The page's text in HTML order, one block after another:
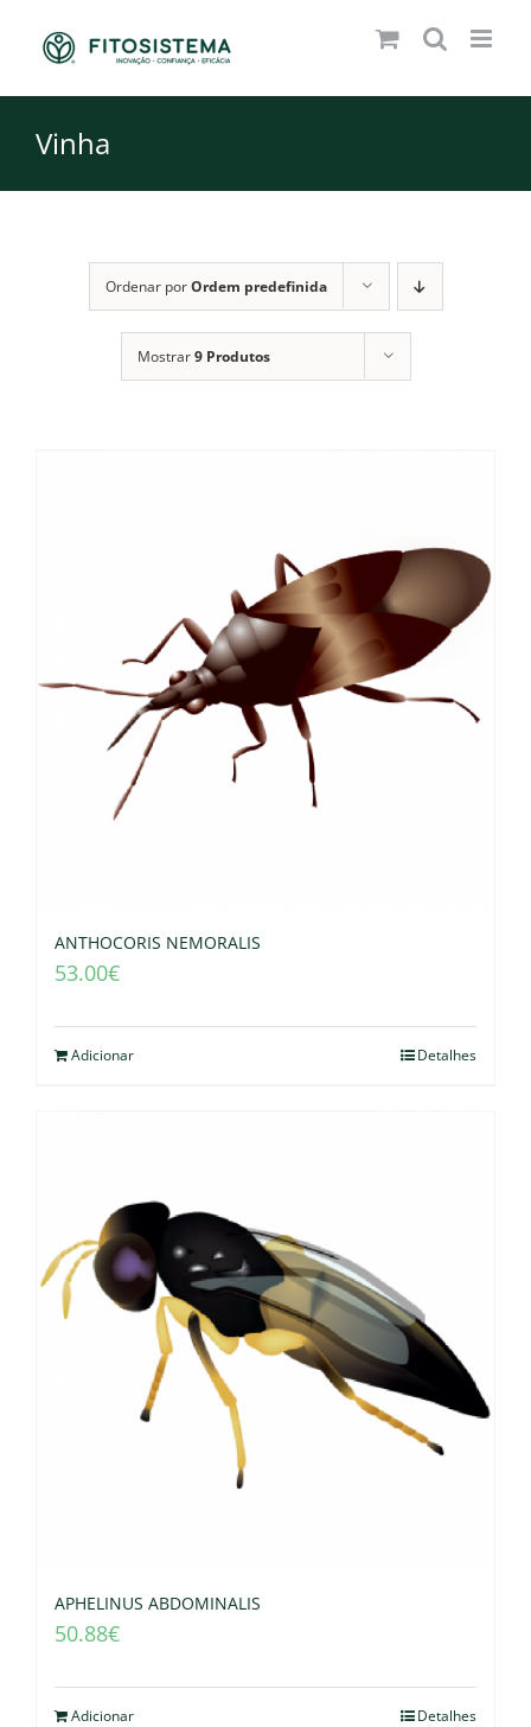
Vinha
Ordenar porOrdem predefinida
Mostrar9 Produtos
ANTHOCORIS NEMORALIS
53.00€
Adicionar Detalhes
APHELINUS ABDOMINALIS
50.88€
Adicionar Detalhes